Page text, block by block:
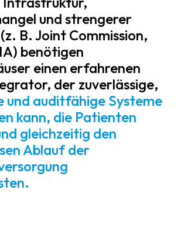
und strengerer
B. Joint Commission,
benötigen
einen erfahrenen
der zuverlässige,
und auditfähige Systeme
kann, die Patienten
gleichzeitig den
Ablauf der